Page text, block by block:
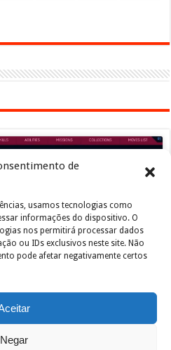
de
usamos tecnologias como
informações do dispositivo. O
nos permitirá processar dados
ou IDs exclusivos neste site. Não
pode afetar negativamente certos
Negar
os cookies marketing e
conteúdo